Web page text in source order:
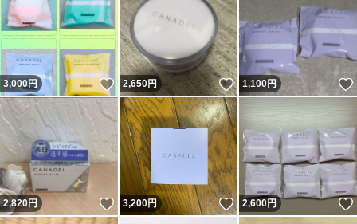
3,000円 いいね！
2,650円 いいね！
1,100円
2,820円 いいね！
3,200円 いいね！
2,600円